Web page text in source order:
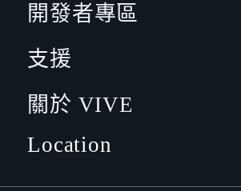
開發者專區
支援
關於 VIVE
Location